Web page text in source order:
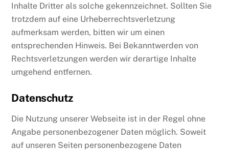
Inhalte Dritter als solche gekennzeichnet. Sollten Sie
trotzdem auf eine Urheberrechtsverletzung
aufmerksam werden, bitten wir um einen
entsprechenden Hinweis. Bei Bekanntwerden von
Rechtsverletzungen werden wir derartige Inhalte
umgehend entfernen.
Datenschutz
Die Nutzung unserer Webseite ist in der Regel ohne
Angabe personenbezogener Daten möglich. Soweit
auf unseren Seiten personenbezogene Daten